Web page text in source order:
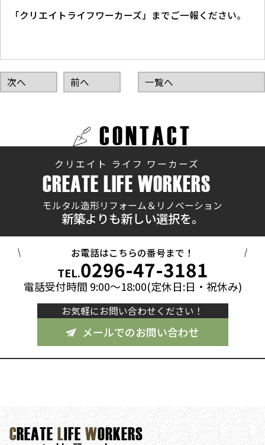
「クリエイトライフワーカーズ」までご一報ください。
次へ 前へ 一覧へ
CONTACT
クリエイト ライフ ワーカーズ
CREATE LIFE WORKERS
モルタル造形リフォーム＆リノベーション
新築よりも新しい選択を。
お電話はこちらの番号まで！
TEL.0296-47-3181
電話受付時間 9:00～18:00(定休日:日・祝休み)
お気軽にお問い合わせください！
メールでのお問い合わせ
CREATELIFEWORKERS